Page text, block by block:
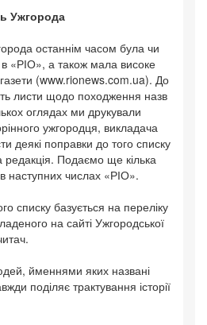
Ужгорода
останнім часом була чи
«РІО», а також мала високе
газети (www.rionews.com.ua). До
листи щодо походження назв
оглядах ми друкували
ужгородця, викладача
деякі поправки до того списку
редакція. Подаємо ще кілька
наступних числах «РІО».
списку базується на переліку
на сайті Ужгородської
йменнями яких названі
поділяє трактування історії